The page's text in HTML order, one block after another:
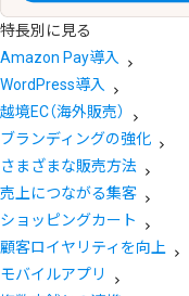
特長別に見る
Amazon Pay導入
WordPress導入
越境EC（海外販売）
ブランディングの強化
さまざまな販売方法
売上につながる集客
ショッピングカート
顧客ロイヤリティを向上
モバイルアプリ